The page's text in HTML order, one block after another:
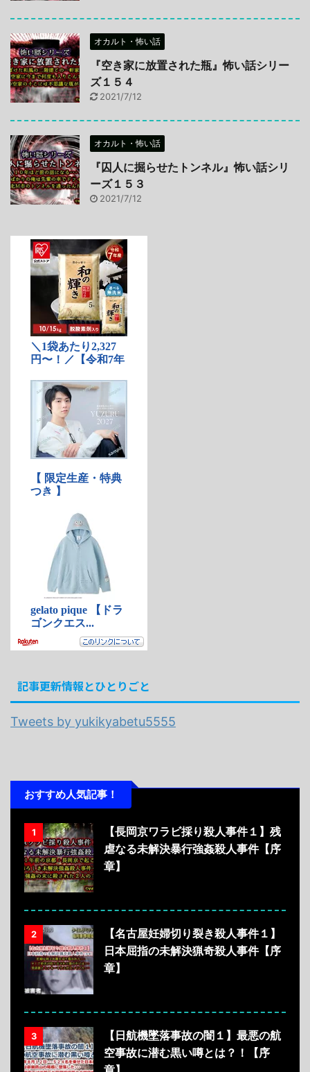
オカルト・怖い話
『空き家に放置された瓶』怖い話シリー
ズ１５４
2021/7/12
オカルト・怖い話
『囚人に掘らせたトンネル』怖い話シリ
ーズ１５３
2021/7/12
記事更新情報とひとりごと
Tweets by yukikyabetu5555
おすすめ人気記事！
1
【長岡京ワラビ採り殺人事件１】残
虐なる未解決暴行強姦殺人事件【序
章】
2
【名古屋妊婦切り裂き殺人事件１】
日本屈指の未解決猟奇殺人事件【序
章】
3
【日航機墜落事故の闇１】最悪の航
空事故に潜む黒い噂とは？！【序